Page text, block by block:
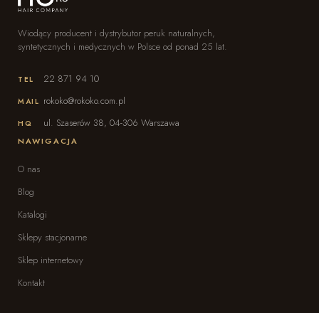
Wiodący producent i dystrybutor peruk naturalnych,
syntetycznych i medycznych w Polsce od ponad 25 lat.
TEL 22 871 94 10
MAIL rokoko@rokoko.com.pl
HQ ul. Szaserów 38, 04-306 Warszawa
NAWIGACJA
O nas
Blog
Katalogi
Sklepy stacjonarne
Sklep internetowy
Kontakt